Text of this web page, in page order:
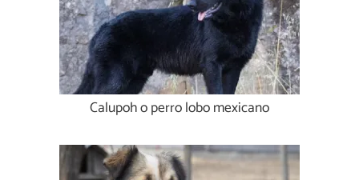
Calupoh o perro lobo mexicano